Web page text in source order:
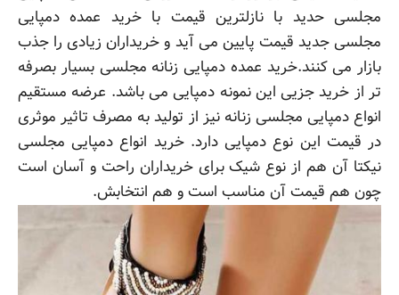
مجلسی حدید با نازلترین قیمت با خرید عمده دمپایی
مجلسی جدید قیمت پایین می آید و خریداران زیادی را جذب
بازار می کنند.خرید عمده دمپایی زنانه مجلسی بسیار بصرفه
تر از خرید جزیی این نمونه دمپایی می باشد. عرضه مستقیم
انواع دمپایی مجلسی زنانه نیز از تولید به مصرف تاثیر موثری
در قیمت این نوع دمپایی دارد. خرید انواع دمپایی مجلسی
نیکتا آن هم از نوع شیک برای خریداران راحت و آسان است
چون هم قیمت آن مناسب است و هم انتخابش.